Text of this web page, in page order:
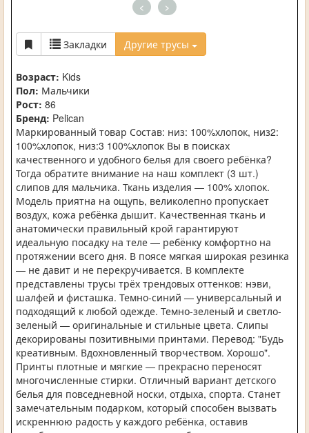
< >
Закладки Другие трусы
Возраст: Kids
Пол: Мальчики
Рост: 86
Бренд: Pelican
Маркированный товар Состав: низ: 100%хлопок, низ2:
100%хлопок, низ:3 100%хлопок Вы в поисках
качественного и удобного белья для своего ребёнка?
Тогда обратите внимание на наш комплект (3 шт.)
слипов для мальчика. Ткань изделия — 100% хлопок.
Модель приятна на ощупь, великолепно пропускает
воздух, кожа ребёнка дышит. Качественная ткань и
анатомически правильный крой гарантируют
идеальную посадку на теле — ребёнку комфортно на
протяжении всего дня. В поясе мягкая широкая резинка
— не давит и не перекручивается. В комплекте
представлены трусы трёх трендовых оттенков: нэви,
шалфей и фисташка. Темно-синий — универсальный и
подходящий к любой одежде. Темно-зеленый и светло-
зеленый — оригинальные и стильные цвета. Слипы
декорированы позитивными принтами. Перевод: "Будь
креативным. Вдохновленный творчеством. Хорошо".
Принты плотные и мягкие — прекрасно переносят
многочисленные стирки. Отличный вариант детского
белья для повседневной носки, отдыха, спорта. Станет
замечательным подарком, который способен вызвать
искреннюю радость у каждого ребёнка, оставив